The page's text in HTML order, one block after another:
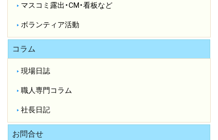
マスコミ露出・CM・看板など
ボランティア活動
コラム
現場日誌
職人専門コラム
社長日記
お問合せ